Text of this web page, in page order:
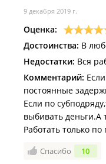
9 декабря 2019 г.
Оценка:
Достоинства: В
Недостатки: Вся
Комментарий:
постоянные
Если по
выбивать деньги.А
Работать только
Спасибо 10